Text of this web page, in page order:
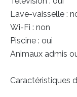
Lave-vaisselle :
Wi-Fi : non
Piscine : oui
Animaux admis
Caractéristiques